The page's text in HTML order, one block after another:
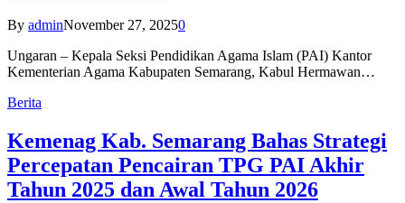
By adminNovember 27, 20250
Ungaran – Kepala Seksi Pendidikan Agama Islam (PAI) Kantor
Kementerian Agama Kabupaten Semarang, Kabul Hermawan…
Berita
Kemenag Kab. Semarang Bahas Strategi
Percepatan Pencairan TPG PAI Akhir
Tahun 2025 dan Awal Tahun 2026